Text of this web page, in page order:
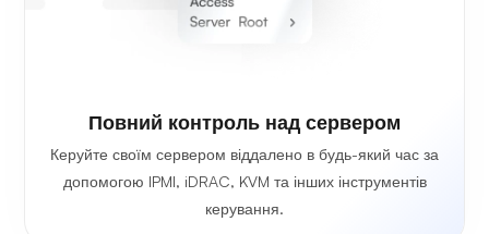
Повний контроль над сервером
Керуйте своїм сервером віддалено в будь-який час за
допомогою IPMI, iDRAC, KVM та інших інструментів
керування.